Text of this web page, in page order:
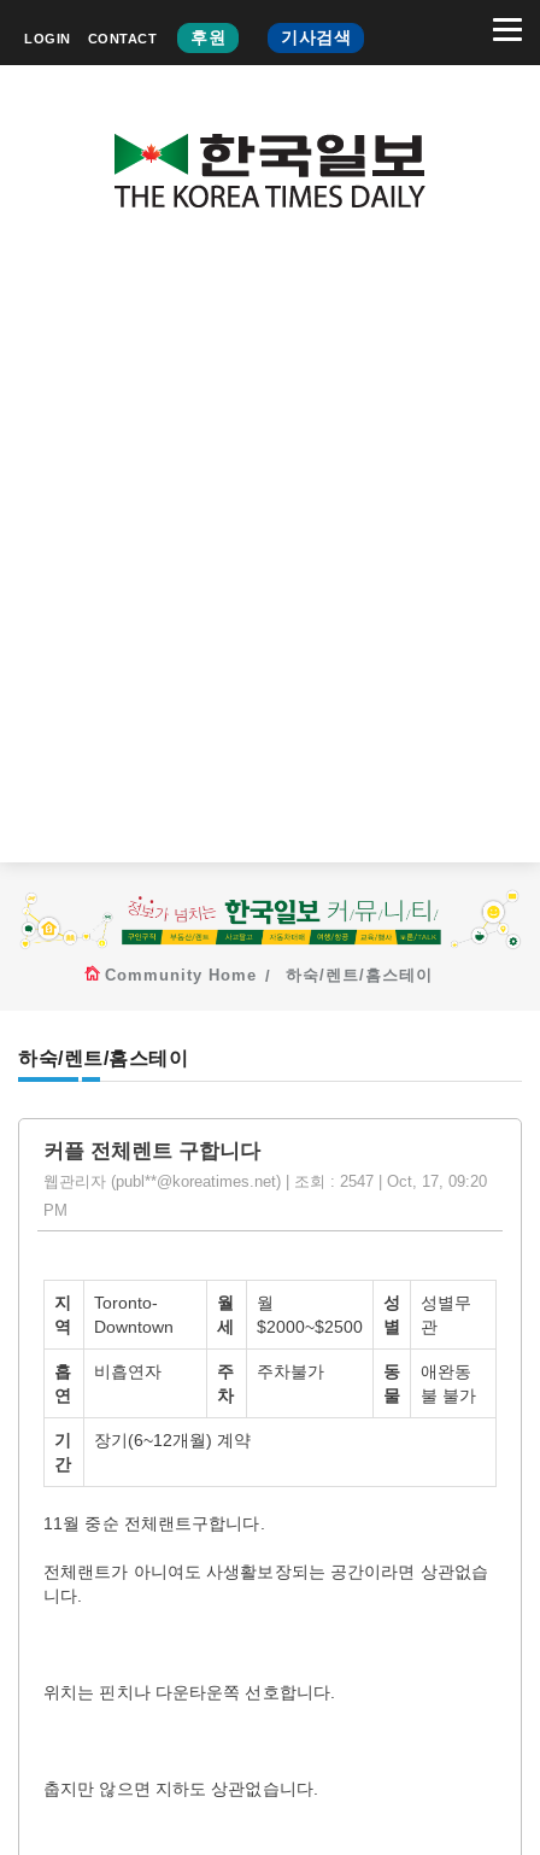
LOGIN CONTACT 후원 기사검색
Community Home 하숙/렌트/홈스테이
하숙/렌트/홈스테이
커플 전체렌트 구합니다
웹관리자 (publ**@koreatimes.net) | 조회 : 2547 | Oct, 17, 09:20
PM
지
역
Toronto-
Downtown
월
세
월
$2000~$2500
성
별
성별무
관
흡
연
비흡연자
주
차
주차불가
동
물
애완동
불 불가
기
간
장기(6~12개월) 계약
11월 중순 전체랜트구합니다.
전체랜트가 아니여도 사생활보장되는 공간이라면 상관없습
니다.
위치는 핀치나 다운타운쪽 선호합니다.
춥지만 않으면 지하도 상관없습니다.